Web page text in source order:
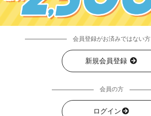
会員登録がお済みではない方
新規会員登録
会員の方
ログイン